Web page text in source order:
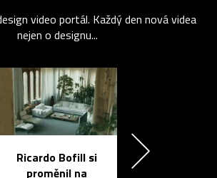
video portál. Každý den nová videa
nejen o designu...
Ricardo Bofill si
proměnil na